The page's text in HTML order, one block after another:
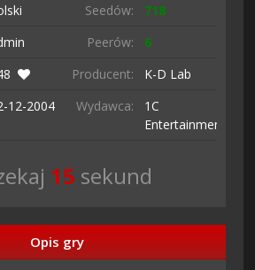
Seedów:
718
Peerów:
6
Producent:
K-D Lab
12-2004 Wydawca:
1C
Entertainment
13 sekund
Opis gry